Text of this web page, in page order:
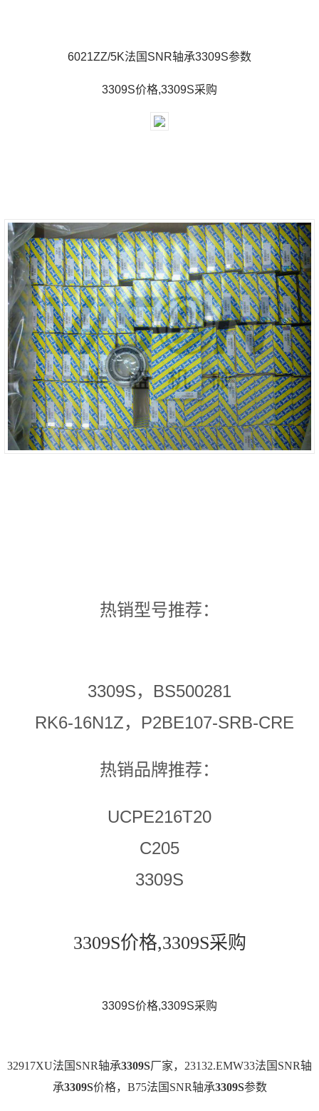
6021ZZ/5K法国SNR轴承3309S参数
3309S价格,3309S采购
热销型号推荐：
3309S，BS500281
RK6-16N1Z，P2BE107-SRB-CRE
热销品牌推荐：
UCPE216T20
C205
3309S
3309S价格,3309S采购
3309S价格,3309S采购
32917XU法国SNR轴承3309S厂家，23132.EMW33法国SNR轴
承3309S价格，B75法国SNR轴承3309S参数